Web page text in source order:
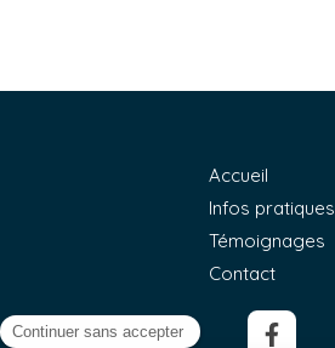
Accueil
Infos pratiques
Témoignages
Contact